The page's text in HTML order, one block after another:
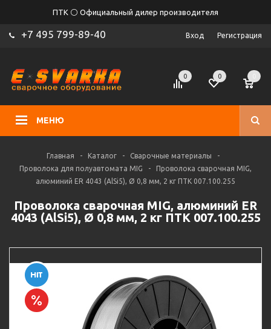
ПТК ⚪ Официальный дилер производителя
+7 495 799-89-40 Вход Регистрация
МЕНЮ
0 0
Главная - Каталог - Сварочные материалы
-
Проволока для полуавтомата MIG
-
Проволока сварочная MIG,
алюминий ER 4043 (AlSi5), Ø 0,8 мм, 2 кг ПТК 007.100.255
Проволока сварочная MIG, алюминий ER
4043 (AlSi5), Ø 0,8 мм, 2 кг ПТК 007.100.255